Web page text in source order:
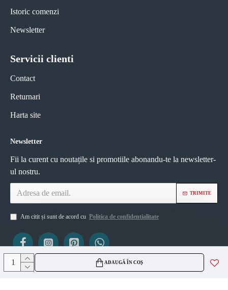
ADAUGĂ ÎN COȘ
Istoric comenzi
Newsletter
Servicii clienti
Contact
Returnari
Harta site
Newsletter
Fii la curent cu noutațile si promotiile abonandu-te la newsletter-
ul nostru.
TRIMITE
Am citit și sunt de acord cu Politica de confidentialitate
ViZIO AGS SRL